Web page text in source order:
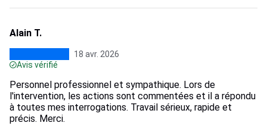
Alain T.
18 avr. 2026
Avis vérifié
Personnel professionnel et sympathique. Lors de
l'intervention, les actions sont commentées et il a répondu
à toutes mes interrogations. Travail sérieux, rapide et
précis. Merci.